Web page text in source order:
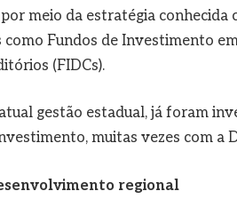
meio da estratégia
Fundos de Investimento
(FIDCs).
gestão estadual, já foram
muitas vezes com a
regional